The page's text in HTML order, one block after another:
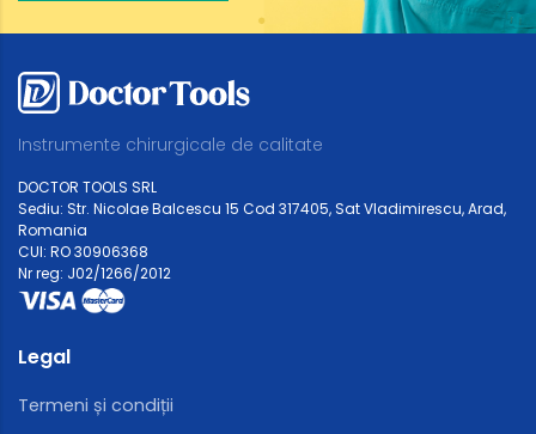
Instrumente chirurgicale de calitate
DOCTOR TOOLS SRL
Sediu: Str. Nicolae Balcescu 15 Cod 317405, Sat Vladimirescu, Arad,
Romania
CUI: RO 30906368
Nr reg: J02/1266/2012
Legal
Termeni și condiții